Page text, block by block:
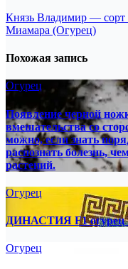
Навигация
по
записям
Князь Владимир — сорт
Миамара (Огурец)
Похожая запись
Огурец
Появление черной
вмешательства со
можно, если знать
распознать болезнь,
растений.
Огурец
ДИНАСТИЯ F1 огурец
Огурец